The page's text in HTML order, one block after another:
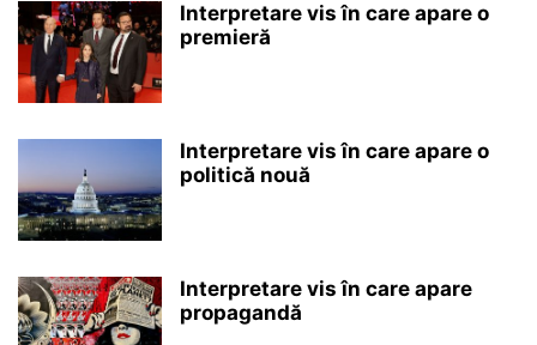
Interpretare vis în care apare o
premieră
Interpretare vis în care apare o
politică nouă
Interpretare vis în care apare
propagandă